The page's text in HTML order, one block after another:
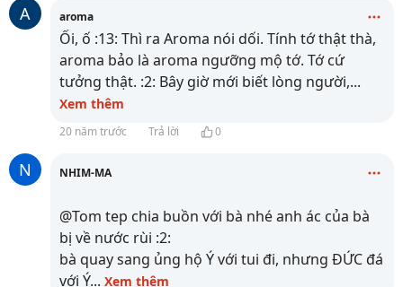
A aroma
Ối, ố :13: Thì ra Aroma nói dối. Tính tớ thật thà,
aroma bảo là aroma ngưỡng mộ tớ. Tớ cứ
tưởng thật. :2: Bây giờ mới biết lòng người,...
Xem thêm
20 năm trước Trả lời 0
N NHIM-MA
@Tom tep chia buồn với bà nhé anh ác của bà
bị về nước rùi :2:
bà quay sang ủng hộ Ý với tui đi, nhưng ĐỨC đá
với Ý... Xem thêm